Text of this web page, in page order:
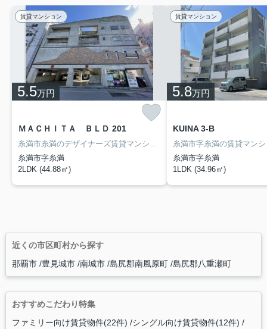
賃貸マンション
5.5万円
ＭＡＣＨＩＴＡ ＢＬＤ 201
糸満市字糸満
2LDK (44.88㎡)
賃貸マンション
5.8万円
KUINA 3-B
糸満市字糸満
1LDK (34.96㎡)
近くの市区町村から探す
那覇市 豊見城市 南城市 島尻郡南風原町 島尻郡八重瀬町
おすすめこだわり特集
ファミリー向け賃貸物件(22件) シングル向け賃貸物件(12件)